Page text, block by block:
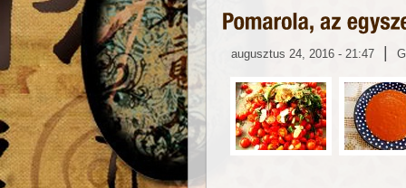
augusztus 24, 2016 - 21:47 |